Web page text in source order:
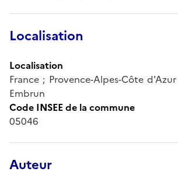
Localisation
Localisation
France ; Provence-Alpes-Côte
Embrun
Code INSEE de la commune
05046
Auteur